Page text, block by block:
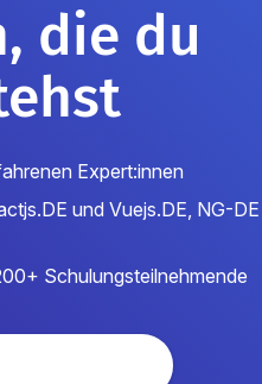
die du
Expert:innen
und Vuejs.DE, NG-
Schulungsteilnehmende